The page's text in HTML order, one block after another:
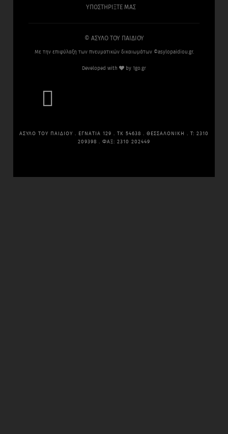
ΥΠΟΣΤΗΡΙΞΤΕ ΜΑΣ
© ΑΣΥΛΟ ΤΟΥ ΠΑΙΔΙΟΥ
Με την επιφύλαξη των πνευματικών δικαιωμάτων ©asylopaidiou.gr.
Developed with by 1go.gr

ΑΣΥΛΟ ΤΟΥ ΠΑΙΔΙΟΥ . ΕΓΝΑΤΙΑ 129 . ΤΚ 54638 . ΘΕΣΣΑΛΟΝΙΚΗ . Τ: 2310
209398 . ΦΑΞ: 2310 202449